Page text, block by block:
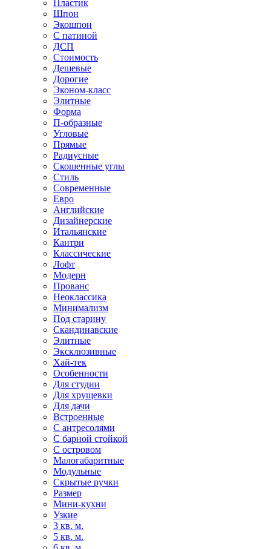
Пластик
Шпон
Экошпон
С патиной
ДСП
Стоимость
Дешевые
Дорогие
Эконом-класс
Элитные
Форма
П-образные
Угловые
Прямые
Радиусные
Скошенные углы
Стиль
Современные
Евро
Английские
Дизайнерские
Итальянские
Кантри
Классические
Лофт
Модерн
Прованс
Неоклассика
Минимализм
Под старину
Скандинавские
Элитные
Эксклюзивные
Хай-тек
Особенности
Для студии
Для хрущевки
Для дачи
Встроенные
С антресолями
С барной стойкой
С островом
Малогабаритные
Модульные
Скрытые ручки
Размер
Мини-кухни
Узкие
3 кв. м.
5 кв. м.